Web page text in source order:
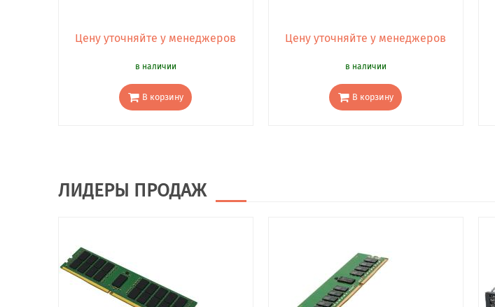
Цену уточняйте у менеджеров
в наличии
В корзину
Цену уточняйте у менеджеров
в наличии
В корзину
ЛИДЕРЫ ПРОДАЖ